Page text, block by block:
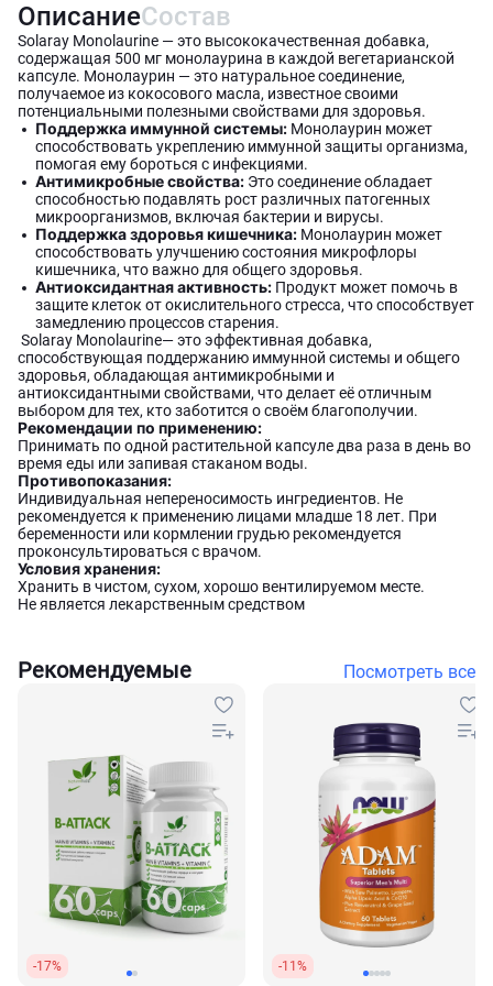
ОписаниеСостав
Solaray Monolaurine — это высококачественная добавка,
содержащая 500 мг монолаурина в каждой вегетарианской
капсуле. Монолаурин — это натуральное соединение,
получаемое из кокосового масла, известное своими
потенциальными полезными свойствами для здоровья.
Поддержка иммунной системы: Монолаурин может
способствовать укреплению иммунной защиты организма,
помогая ему бороться с инфекциями.
Антимикробные свойства: Это соединение обладает
способностью подавлять рост различных патогенных
микроорганизмов, включая бактерии и вирусы.
Поддержка здоровья кишечника: Монолаурин может
способствовать улучшению состояния микрофлоры
кишечника, что важно для общего здоровья.
Антиоксидантная активность: Продукт может помочь в
защите клеток от окислительного стресса, что способствует
замедлению процессов старения.
Solaray Monolaurine— это эффективная добавка,
способствующая поддержанию иммунной системы и общего
здоровья, обладающая антимикробными и
антиоксидантными свойствами, что делает её отличным
выбором для тех, кто заботится о своём благополучии.
Рекомендации по применению:
Принимать по одной растительной капсуле два раза в день во
время еды или запивая стаканом воды.
Противопоказания:
Индивидуальная непереносимость ингредиентов. Не
рекомендуется к применению лицами младше 18 лет. При
беременности или кормлении грудью рекомендуется
проконсультироваться с врачом.
Условия хранения:
Хранить в чистом, сухом, хорошо вентилируемом месте.
Не является лекарственным средством
Рекомендуемые Посмотреть все
-17%
-11%